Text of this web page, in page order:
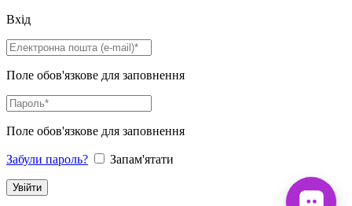
Вхід
Поле обов'язкове для заповнення
Поле обов'язкове для заповнення
Забули пароль? Запам'ятати